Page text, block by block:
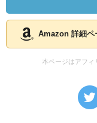
Amazon 詳細ペ
本ページはアフィ